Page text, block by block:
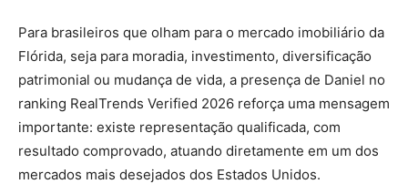
Para brasileiros que olham para o mercado imobiliário da
Flórida, seja para moradia, investimento, diversificação
patrimonial ou mudança de vida, a presença de Daniel no
ranking RealTrends Verified 2026 reforça uma mensagem
importante: existe representação qualificada, com
resultado comprovado, atuando diretamente em um dos
mercados mais desejados dos Estados Unidos.